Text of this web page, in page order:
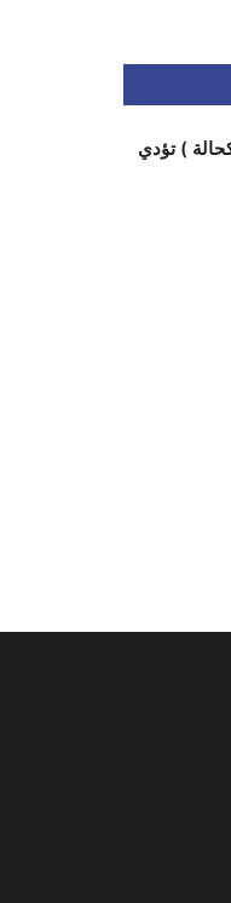
) تؤدي